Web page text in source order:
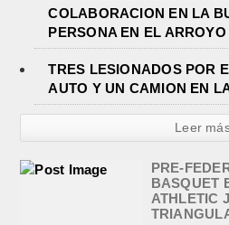
COLABORACION EN LA
PERSONA EN EL
TRES LESIONADOS POR
AUTO Y UN CAMION EN
Leer
PRE-
BASQUET
ATHLETIC